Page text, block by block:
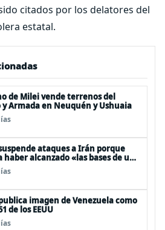
citados por los delatores del
estatal.
de Milei vende terrenos del
y Armada en Neuquén y Ushuaia
ataques a Irán porque
haber alcanzado «las bases de un
imagen de Venezuela como
de los EEUU